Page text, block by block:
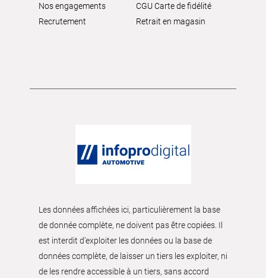
Nos engagements
Recrutement
CGU Carte de fidélité
Retrait en magasin
Les données affichées ici, particulièrement la base
de donnée complète, ne doivent pas être copiées. Il
est interdit d’exploiter les données ou la base de
données complète, de laisser un tiers les exploiter, ni
de les rendre accessible à un tiers, sans accord